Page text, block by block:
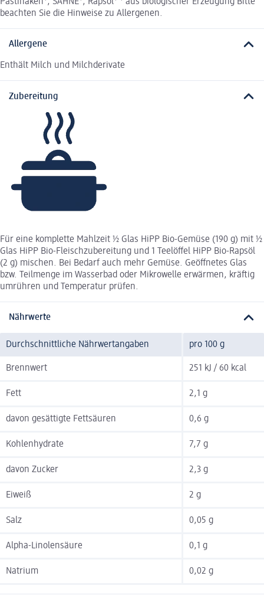
beachten Sie die Hinweise zu Allergenen.
Allergene
Enthält Milch und Milchderivate
Zubereitung
Für eine komplette Mahlzeit ½ Glas HiPP Bio-Gemüse (190 g) mit ½
Glas HiPP Bio-Fleischzubereitung und 1 Teelöffel HiPP Bio-Rapsöl
(2 g) mischen. Bei Bedarf auch mehr Gemüse. Geöffnetes Glas
bzw. Teilmenge im Wasserbad oder Mikrowelle erwärmen, kräftig
umrühren und Temperatur prüfen.
Nährwerte
Durchschnittliche Nährwertangaben pro 100 g
Brennwert 251 kJ / 60 kcal
Fett 2,1 g
davon gesättigte Fettsäuren 0,6 g
Kohlenhydrate 7,7 g
davon Zucker 2,3 g
Eiweiß 2 g
Salz 0,05 g
Alpha-Linolensäure 0,1 g
Natrium 0,02 g